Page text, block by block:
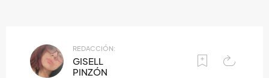
REDACCIÓN:
GISELL
PINZÓN